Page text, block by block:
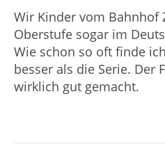
Wir Kinder vom Bahnhof
Oberstufe sogar im
Wie schon so oft finde
besser als die Serie. Der
wirklich gut gemacht.